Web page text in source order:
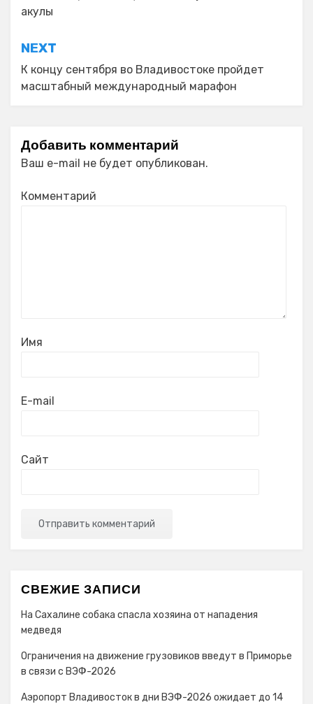
записям
акулы
NEXT
К концу сентября во Владивостоке пройдет
масштабный международный марафон
Добавить комментарий
Ваш e-mail не будет опубликован.
Комментарий
Имя
E-mail
Сайт
СВЕЖИЕ ЗАПИСИ
На Сахалине собака спасла хозяина от нападения
медведя
Ограничения на движение грузовиков введут в Приморье
в связи с ВЭФ-2026
Аэропорт Владивосток в дни ВЭФ-2026 ожидает до 14